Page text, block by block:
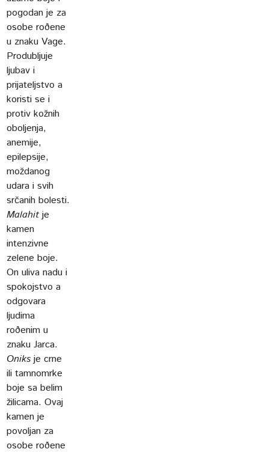
pogodan je za
osobe roðene
u znaku Vage.
Produbljuje
ljubav i
prijateljstvo a
koristi se i
protiv kožnih
oboljenja,
anemije,
epilepsije,
moždanog
udara i svih
srčanih bolesti.
Malahit je
kamen
intenzivne
zelene boje.
On uliva nadu i
spokojstvo a
odgovara
ljudima
roðenim u
znaku Jarca.
Oniks je crne
ili tamnomrke
boje sa belim
žilicama. Ovaj
kamen je
povoljan za
osobe roðene